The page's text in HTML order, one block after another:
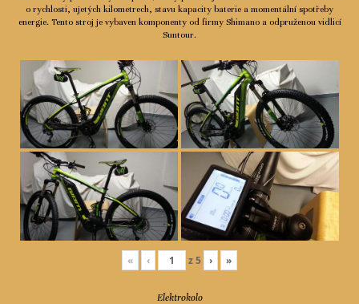
Ceník
Kontakty
o rychlosti, ujetých kilometrech, stavu kapacity baterie a momentální spotřeby
energie. Tento stroj je vybaven komponenty od firmy Shimano a odpruženou vidlicí
Suntour.
« ‹ z5 › »
Elektrokolo